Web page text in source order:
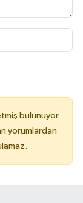
bulunuyor
yorumlardan